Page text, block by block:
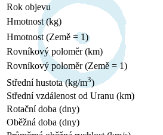
Rok objevu
Hmotnost (kg)
Hmotnost (Země = 1)
Rovníkový poloměr (km)
Rovníkový poloměr (Země = 1)
Střední hustota (kg/m3)
Střední vzdálenost od Uranu (km)
Rotační doba (dny)
Oběžná doba (dny)